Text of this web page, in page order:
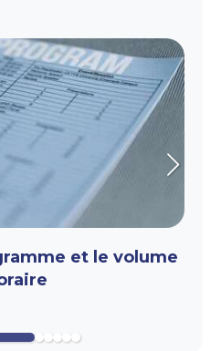
et le volume
Slide